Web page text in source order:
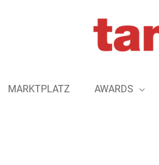
MARKTPLATZ AWARDS